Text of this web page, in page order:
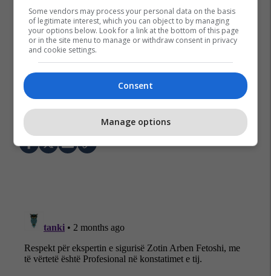
Some vendors may process your personal data on the basis
of legitimate interest, which you can object to by managing
your options below. Look for a link at the bottom of this page
or in the site menu to manage or withdraw consent in privacy
and cookie settings.
Consent
Manage options